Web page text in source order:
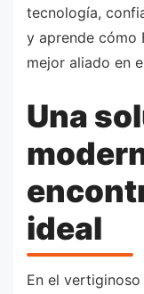
tecnología,
y aprende cómo
mejor aliado en
Una
ideal
En el